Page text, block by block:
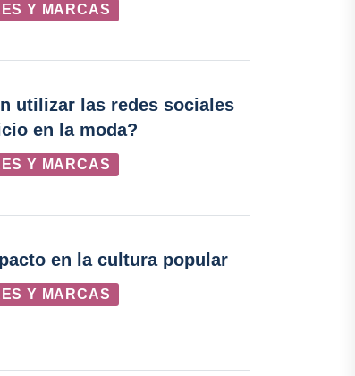
Y MARCAS
utilizar las redes sociales
en la moda?
Y MARCAS
en la cultura popular
Y MARCAS